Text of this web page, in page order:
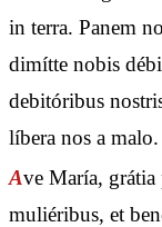
in terra. Panem
dimítte nobis
debitóribus
líbera nos a
Ave María,
muliéribus, et